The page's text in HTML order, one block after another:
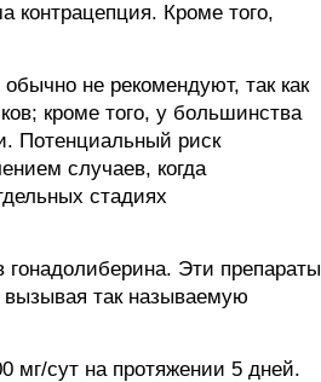
контрацепция. Кроме того,
не рекомендуют, так как
кроме того, у большинства
Потенциальный риск
случаев, когда
стадиях
гонадолиберина. Эти препараты
так называемую
мг/сут на протяжении 5 дней.